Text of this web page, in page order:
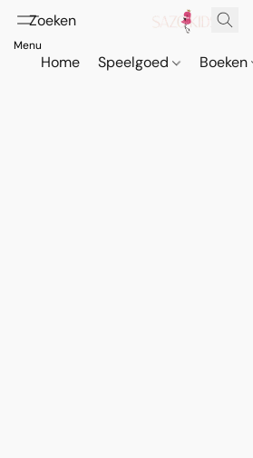
Home Speelgoed Boeken